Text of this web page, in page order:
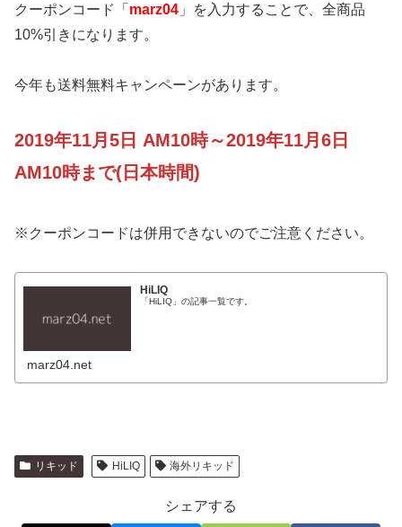
クーポンコード「 marz04 」を入力することで、全商品
10%引きになります。
今年も送料無料キャンペーンがあります。
2019年11月5日 AM10時～2019年11月6日
AM10時まで(日本時間)
※クーポンコードは併用できないのでご注意ください。
HiLIQ
「HiLIQ」の記事一覧です。
marz04.net
リキッド HiLIQ 海外リキッド
シェアする